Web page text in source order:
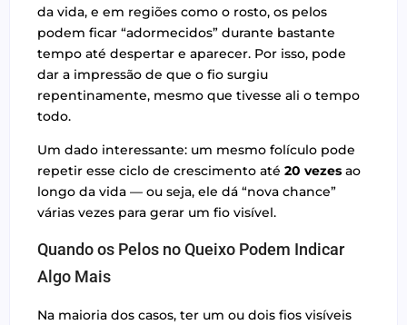
da vida, e em regiões como o rosto, os pelos
podem ficar “adormecidos” durante bastante
tempo até despertar e aparecer. Por isso, pode
dar a impressão de que o fio surgiu
repentinamente, mesmo que tivesse ali o tempo
todo.
Um dado interessante: um mesmo folículo pode
repetir esse ciclo de crescimento até 20 vezes ao
longo da vida — ou seja, ele dá “nova chance”
várias vezes para gerar um fio visível.
Quando os Pelos no Queixo Podem Indicar
Algo Mais
Na maioria dos casos, ter um ou dois fios visíveis